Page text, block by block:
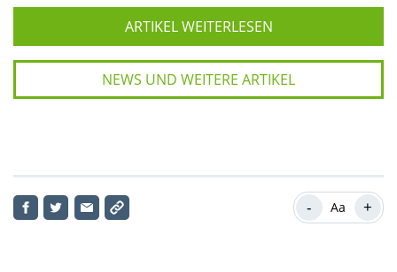
ARTIKEL WEITERLESEN
NEWS UND WEITERE ARTIKEL
- Aa +